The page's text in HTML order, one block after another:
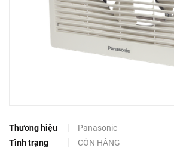
Thương hiệu
Panasonic
Tình trạng
CÒN HÀNG